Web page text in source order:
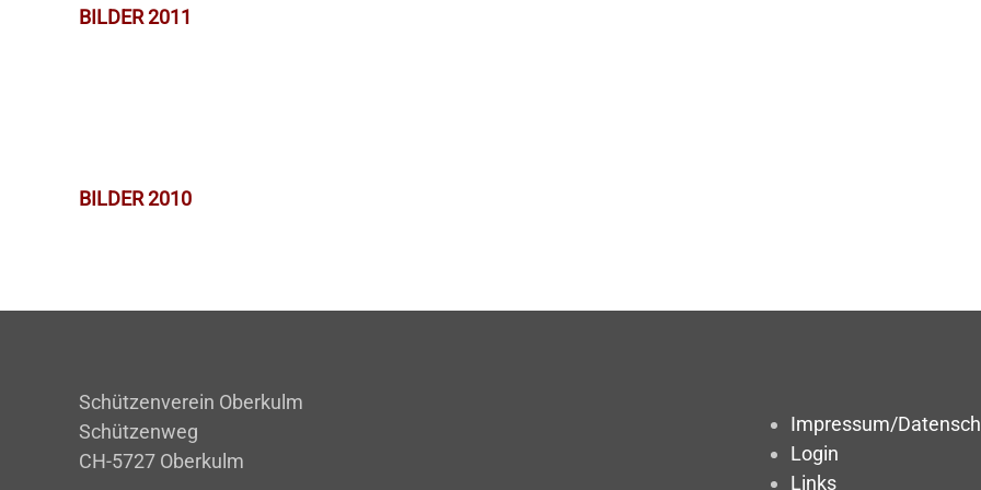
BILDER 2011
BILDER 2010
Schützenverein Oberkulm
Schützenweg
CH-5727 Oberkulm
Impressum/
Login
Links